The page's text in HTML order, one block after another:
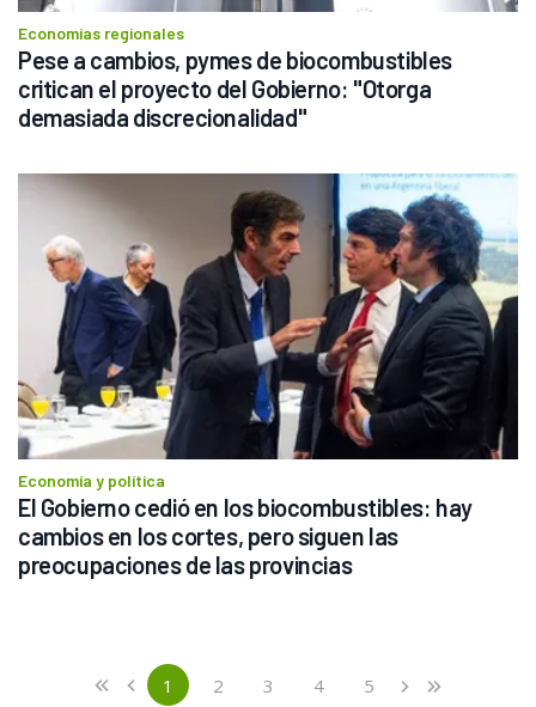
Economías regionales
Pese a cambios, pymes de biocombustibles
critican el proyecto del Gobierno: "Otorga
demasiada discrecionalidad"
Economía y política
El Gobierno cedió en los biocombustibles: hay
cambios en los cortes, pero siguen las
preocupaciones de las provincias
«
First ‹
Previous 1(current)
2 3 4 5 ›Next
»
Last